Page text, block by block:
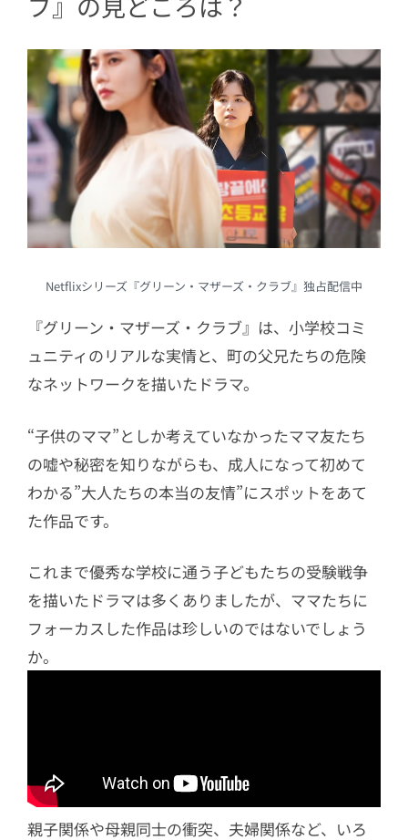
Netflixシリーズ『グリーン・マザーズ・クラブ』独占配信中
『グリーン・マザーズ・クラブ』は、小学校コミ
ュニティのリアルな実情と、町の父兄たちの危険
なネットワークを描いたドラマ。
“子供のママ”としか考えていなかったママ友たち
の嘘や秘密を知りながらも、成人になって初めて
わかる”大人たちの本当の友情”にスポットをあて
た作品です。
これまで優秀な学校に通う子どもたちの受験戦争
を描いたドラマは多くありましたが、ママたちに
フォーカスした作品は珍しいのではないでしょう
か。
親子関係や母親同士の衝突、夫婦関係など、いろ